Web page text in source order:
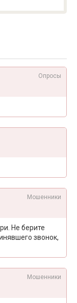
Опросы
Мошенники
Не берите
звонок,
Мошенники